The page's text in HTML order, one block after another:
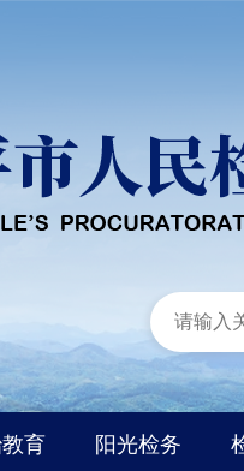
育 阳光检务